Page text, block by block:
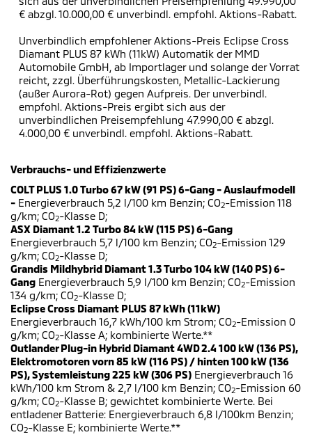
€ abzgl. 10.000,00 € unverbindl. empfohl. Aktions-Rabatt.
Unverbindlich empfohlener Aktions-Preis Eclipse Cross
Diamant PLUS 87 kWh (11kW) Automatik der MMD
Automobile GmbH, ab Importlager und solange der Vorrat
reicht, zzgl. Überführungskosten, Metallic-Lackierung
(außer Aurora-Rot) gegen Aufpreis. Der unverbindl.
empfohl. Aktions-Preis ergibt sich aus der
unverbindlichen Preisempfehlung 47.990,00 € abzgl.
4.000,00 € unverbindl. empfohl. Aktions-Rabatt.
Verbrauchs- und Effizienzwerte
COLT PLUS 1.0 Turbo 67 kW (91 PS) 6-Gang - Auslaufmodell
- Energieverbrauch 5,2 l/100 km Benzin; CO2-Emission 118
g/km; CO2-Klasse D;
ASX Diamant 1.2 Turbo 84 kW (115 PS) 6-Gang
Energieverbrauch 5,7 l/100 km Benzin; CO2-Emission 129
g/km; CO2-Klasse D;
Grandis Mildhybrid Diamant 1.3 Turbo 104 kW (140 PS) 6-
Gang Energieverbrauch 5,9 l/100 km Benzin; CO2-Emission
134 g/km; CO2-Klasse D;
Eclipse Cross Diamant PLUS 87 kWh (11kW)
Energieverbrauch 16,7 kWh/100 km Strom; CO2-Emission 0
g/km; CO2-Klasse A; kombinierte Werte.**
Outlander Plug-in Hybrid Diamant 4WD 2.4 100 kW (136 PS),
Elektromotoren vorn 85 kW (116 PS) / hinten 100 kW (136
PS), Systemleistung 225 kW (306 PS) Energieverbrauch 16
kWh/100 km Strom & 2,7 l/100 km Benzin; CO2-Emission 60
g/km; CO2-Klasse B; gewichtet kombinierte Werte. Bei
entladener Batterie: Energieverbrauch 6,8 l/100km Benzin;
CO2-Klasse E; kombinierte Werte.**